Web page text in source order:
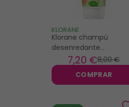
KLORANE
Klorane champú
desenredante
melocotón junior 200ml
8,00 €
7,20 €
COMPRAR